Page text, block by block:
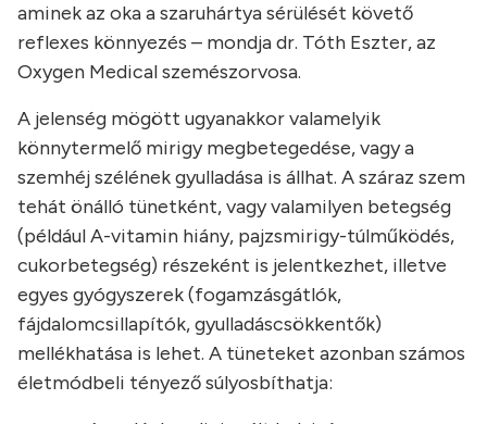
aminek az oka a szaruhártya sérülését követő
reflexes könnyezés – mondja dr. Tóth Eszter, az
Oxygen Medical szemészorvosa.
A jelenség mögött ugyanakkor valamelyik
könnytermelő mirigy megbetegedése, vagy a
szemhéj szélének gyulladása is állhat. A száraz szem
tehát önálló tünetként, vagy valamilyen betegség
(például A-vitamin hiány, pajzsmirigy-túlműködés,
cukorbetegség) részeként is jelentkezhet, illetve
egyes gyógyszerek (fogamzásgátlók,
fájdalomcsillapítók, gyulladáscsökkentők)
mellékhatása is lehet. A tüneteket azonban számos
életmódbeli tényező súlyosbíthatja: